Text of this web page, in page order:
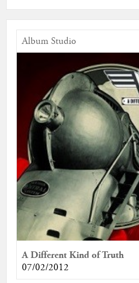
Album Studio
A Different Kind of Truth
07/02/2012